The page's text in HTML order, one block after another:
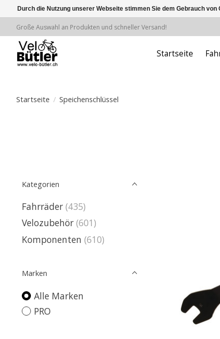
Große Auswahl an Produkten und schneller Versand!
Startseite
Startseite / Speichenschlüssel
Kategorien
Fahrräder (435)
Velozubehör (601)
Komponenten (610)
Marken
Alle Marken
PRO
Durch die Nutzung unserer Webseite stimmen Sie dem Gebrauch